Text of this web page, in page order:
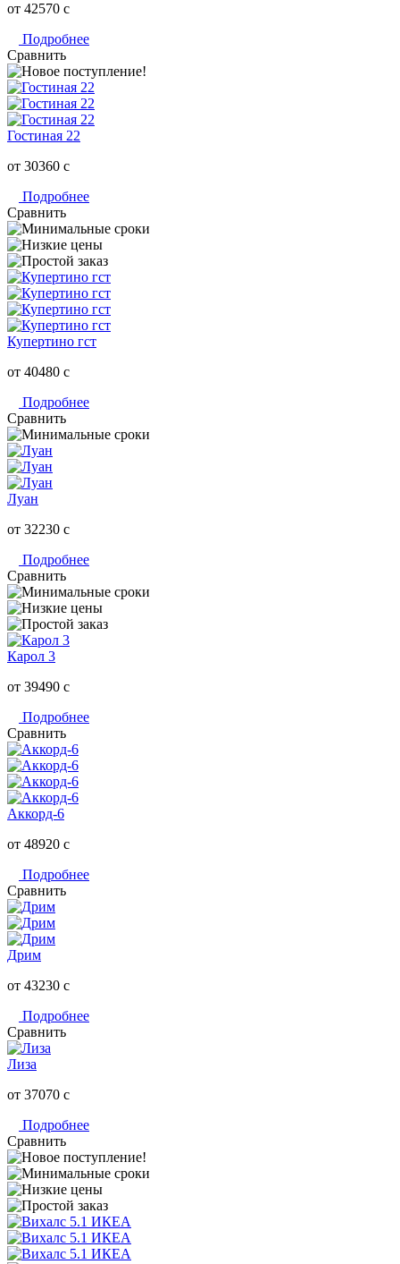
от 42570 c
Подробнее
Сравнить
Гостиная 22
от 30360 c
Подробнее
Сравнить
Купертино гст
от 40480 c
Подробнее
Сравнить
Луан
от 32230 c
Подробнее
Сравнить
Карол 3
от 39490 c
Подробнее
Сравнить
Аккорд-6
от 48920 c
Подробнее
Сравнить
Дрим
от 43230 c
Подробнее
Сравнить
Лиза
от 37070 c
Подробнее
Сравнить